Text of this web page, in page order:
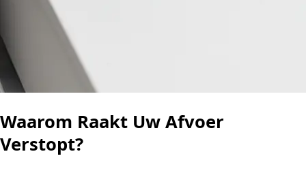
Waarom Raakt Uw Afvoer
Verstopt?